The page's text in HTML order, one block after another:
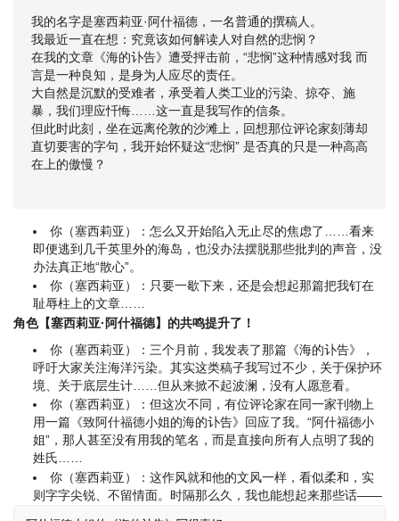
我的名字是塞西莉亚·阿什福德，一名普通的撰稿人。
我最近一直在想：究竟该如何解读人对自然的悲悯？
在我的文章《海的讣告》遭受抨击前，“悲悯”这种情感对我 而
言是一种良知，是身为人应尽的责任。
大自然是沉默的受难者，承受着人类工业的污染、掠夺、施
暴，我们理应忏悔……这一直是我写作的信条。
但此时此刻，坐在远离伦敦的沙滩上，回想那位评论家刻薄却
直切要害的字句，我开始怀疑这“悲悯” 是否真的只是一种高高
在上的傲慢？
你（塞西莉亚）：怎么又开始陷入无止尽的焦虑了……看来
即便逃到几千英里外的海岛，也没办法摆脱那些批判的声音，没
办法真正地“散心”。
你（塞西莉亚）：只要一歇下来，还是会想起那篇把我钉在
耻辱柱上的文章……
角色【塞西莉亚·阿什福德】的共鸣提升了！
你（塞西莉亚）：三个月前，我发表了那篇《海的讣告》，
呼吁大家关注海洋污染。其实这类稿子我写过不少，关于保护环
境、关于底层生计……但从来掀不起波澜，没有人愿意看。
你（塞西莉亚）：但这次不同，有位评论家在同一家刊物上
用一篇《致阿什福德小姐的海的讣告》回应了我。“阿什福德小
姐”，那人甚至没有用我的笔名，而是直接向所有人点明了我的
姓氏……
你（塞西莉亚）：这作风就和他的文风一样，看似柔和，实
则字字尖锐、不留情面。时隔那么久，我也能想起来那些话——